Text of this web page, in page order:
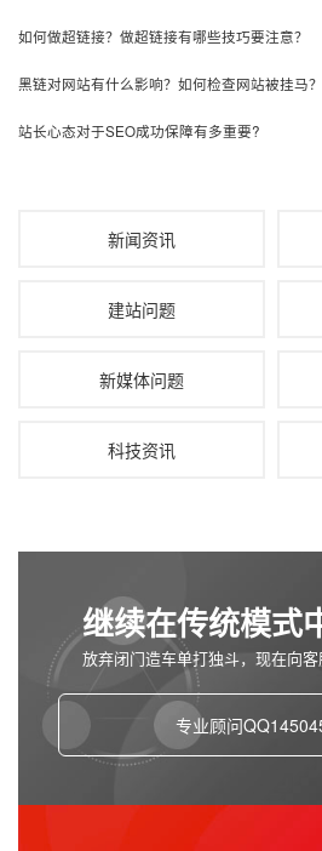
如何做超链接？做超链接有哪些技巧要注意？
黑链对网站有什么影响？如何检查网站被挂马？
站长心态对于SEO成功保障有多重要?
新闻资讯
建站问题
新媒体问题
科技资讯
继续在传统模式
放弃闭门造车单打独斗，现在向
专业顾问